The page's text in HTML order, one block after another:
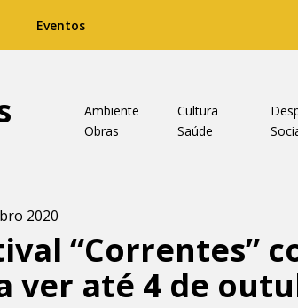
Eventos
Ambiente Cultura
Obras
Saúde
2020
“Correntes”
ver até 4 de